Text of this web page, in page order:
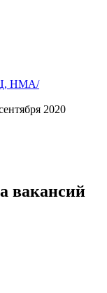
НМА/
2020
вакансий